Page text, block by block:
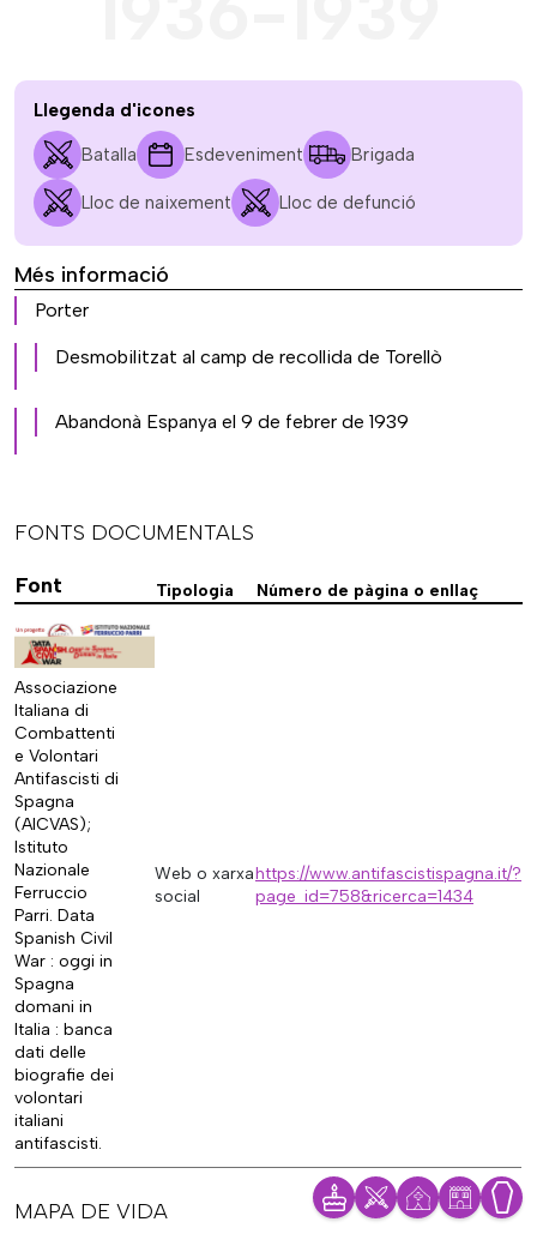
Llegenda d'icones
Batalla Esdeveniment Brigada
Lloc de naixement Lloc de defunció
Més informació
Porter
Desmobilitzat al camp de recollida de Torellò
Abandonà Espanya el 9 de febrer de 1939
FONTS DOCUMENTALS
Font
Tipologia Número de pàgina o enllaç
Associazione
Italiana di
Combattenti
e Volontari
Antifascisti di
Spagna
(AICVAS);
Istituto
Nazionale
Ferruccio
Parri. Data
Spanish Civil
War : oggi in
Spagna
domani in
Italia : banca
dati delle
biografie dei
volontari
italiani
antifascisti.
Web o xarxa
social
https://www.antifascistispagna.it/?
page_id=758&ricerca=1434
MAPA DE VIDA